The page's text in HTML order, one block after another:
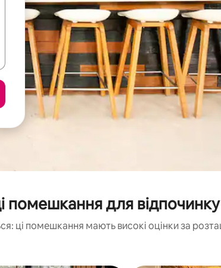
помешкання для відпочинку
ці помешкання мають високі оцінки за